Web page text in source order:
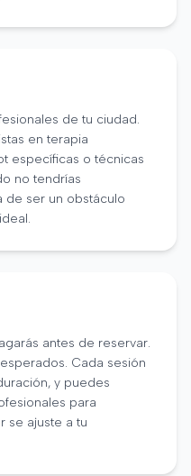
de tu ciudad.
en terapia
específicas o técnicas
no tendrías
de ser un obstáculo
antes de reservar.
Cada sesión
y puedes
para
se ajuste a tu